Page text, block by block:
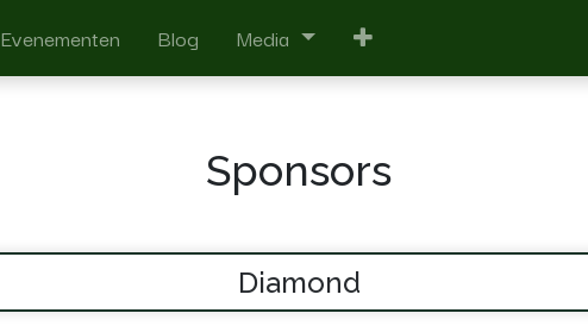
Evenementen Blog Media
Sponsors
Diamond